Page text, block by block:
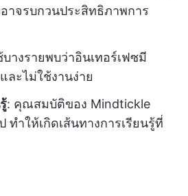
าจรบกวนประสิทธิภาพการ
บางรายพบว่าอินเทอร์เฟซมี
ละไม่ใช้งานง่าย
: คุณสมบัติของ Mindtickle
ทำให้เกิดเส้นทางการเรียนรู้ที่